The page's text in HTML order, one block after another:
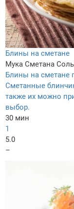
Блины на сметане
Мука Сметана Соль
Блины на сметане
Сметанные
также их можно
выбор.
30 мин
1
5.0
–